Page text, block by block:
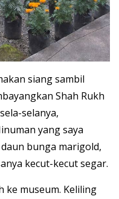
siang sambil
Shah Rukh
selanya,
yang saya
bunga marigold,
kecut-kecut segar.
ke museum. Keliling